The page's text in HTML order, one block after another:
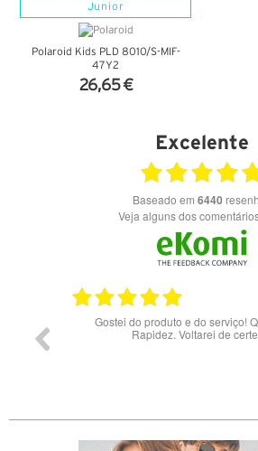
Junior
Polaroid Kids PLD 8010/S-MIF-
47Y2
26,65 €
Excelente
Baseado em 6440
Veja alguns dos
Gostei do produto e do serviço!
Rapidez. Voltarei de